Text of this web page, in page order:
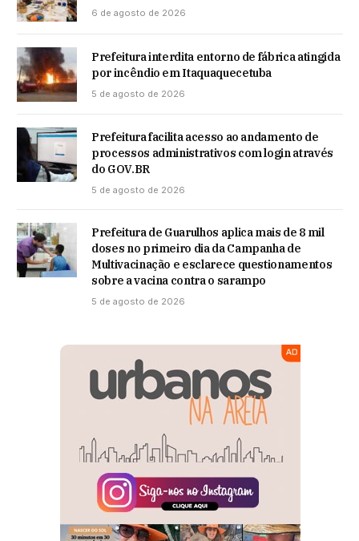
6 de agosto de 2026
Prefeitura interdita entorno de fábrica atingida
por incêndio em Itaquaquecetuba
5 de agosto de 2026
Prefeitura facilita acesso ao andamento de
processos administrativos com login através
do GOV.BR
5 de agosto de 2026
Prefeitura de Guarulhos aplica mais de 8 mil
doses no primeiro dia da Campanha de
Multivacinação e esclarece questionamentos
sobre a vacina contra o sarampo
5 de agosto de 2026